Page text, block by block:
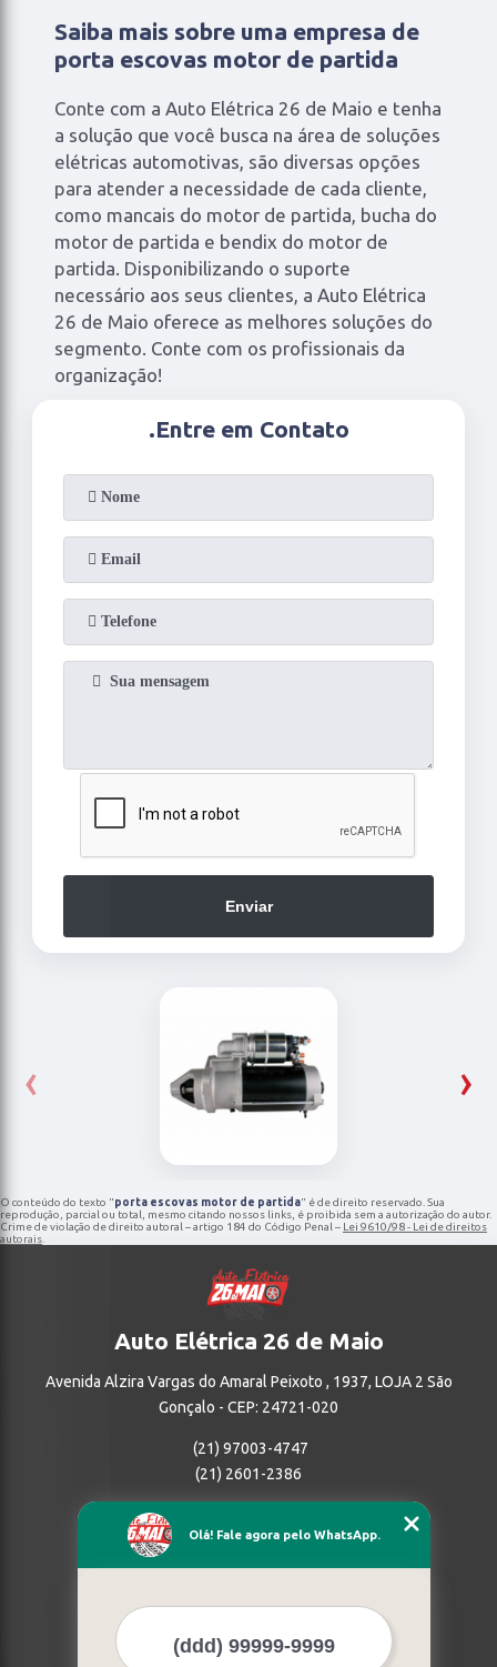
Saiba mais sobre uma empresa de
porta escovas motor de partida
Conte com a Auto Elétrica 26 de Maio e tenha
a solução que você busca na área de soluções
elétricas automotivas, são diversas opções
para atender a necessidade de cada cliente,
como mancais do motor de partida, bucha do
motor de partida e bendix do motor de
partida. Disponibilizando o suporte
necessário aos seus clientes, a Auto Elétrica
26 de Maio oferece as melhores soluções do
segmento. Conte com os profissionais da
organização!
.Entre em Contato
Enviar
‹ ›
O conteúdo do texto "porta escovas motor de partida" é de direito reservado. Sua
reprodução, parcial ou total, mesmo citando nossos links, é proibida sem a autorização do autor.
Crime de violação de direito autoral – artigo 184 do Código Penal – Lei 9610/98 - Lei de direitos
autorais
Auto Elétrica 26 de Maio
Avenida Alzira Vargas do Amaral Peixoto , 1937, LOJA 2 São
Gonçalo - CEP: 24721-020
(21) 97003-4747
(21) 2601-2386
Empresa
Missão
Mapa do site
Olá! Fale agora pelo WhatsApp.